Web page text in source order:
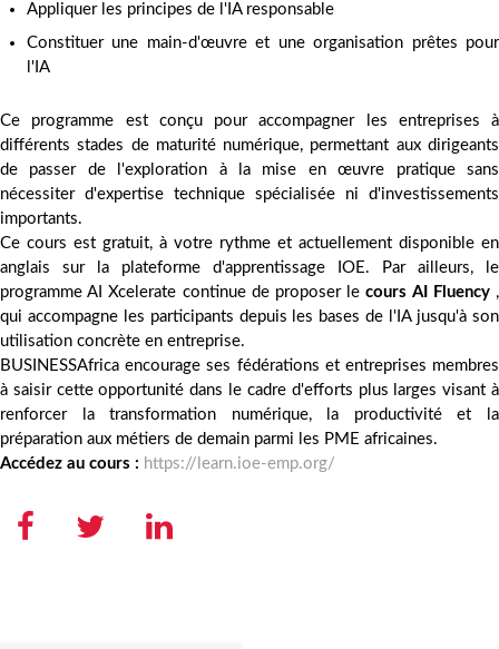
Appliquer les principes de l'IA responsable
Constituer une main-d'œuvre et une organisation prêtes pour
l'IA
Ce programme est conçu pour accompagner les entreprises à
différents stades de maturité numérique, permettant aux dirigeants
de passer de l'exploration à la mise en œuvre pratique sans
nécessiter d'expertise technique spécialisée ni d'investissements
importants.
Ce cours est gratuit, à votre rythme et actuellement disponible en
anglais sur la plateforme d'apprentissage IOE. Par ailleurs, le
programme AI Xcelerate continue de proposer lecours AI Fluency,
qui accompagne les participants depuis les bases de l'IA jusqu'à son
utilisation concrète en entreprise.
BUSINESSAfrica encourage ses fédérations et entreprises membres
à saisir cette opportunité dans le cadre d'efforts plus larges visant à
renforcer la transformation numérique, la productivité et la
préparation aux métiers de demain parmi les PME africaines.
Accédez au cours : https://learn.ioe-emp.org/